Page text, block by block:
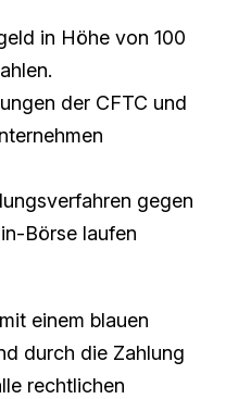
in Höhe von 100
der CFTC und
gegen
Börse laufen
einem blauen
durch die Zahlung
rechtlichen